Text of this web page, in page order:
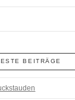
BEITRÄGE